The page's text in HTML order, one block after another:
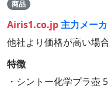
商品
Airis1.co.jp主力メー
他社より価格が高い場
特徴
・シントー化学プラ壺